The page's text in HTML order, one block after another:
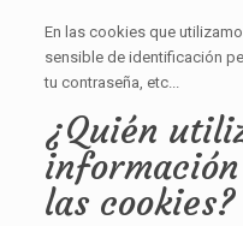
En las cookies que
sensible de identificación
tu contraseña, etc...
¿Quién
las cookies?